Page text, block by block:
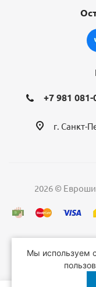
+7 981 081-
г. Санкт-
2026 ©
Мы используем